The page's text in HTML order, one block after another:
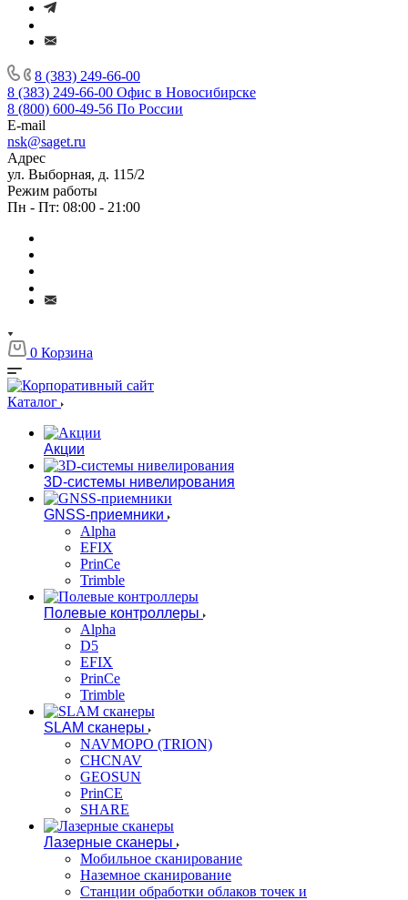
8 (383) 249-66-00
8 (383) 249-66-00 Офис в Новосибирске
8 (800) 600-49-56 По России
E-mail
nsk@saget.ru
Адрес
ул. Выборная, д. 115/2
Режим работы
Пн - Пт: 08:00 - 21:00
0 Корзина
Каталог
Акции
3D-системы нивелирования
GNSS-приемники
Alpha
EFIX
PrinCe
Trimble
Полевые контроллеры
Alpha
D5
EFIX
PrinCe
Trimble
SLAM сканеры
NAVMOPO (TRION)
CHCNAV
GEOSUN
PrinCE
SHARE
Лазерные сканеры
Мобильное сканирование
Наземное сканирование
Станции обработки облаков точек и